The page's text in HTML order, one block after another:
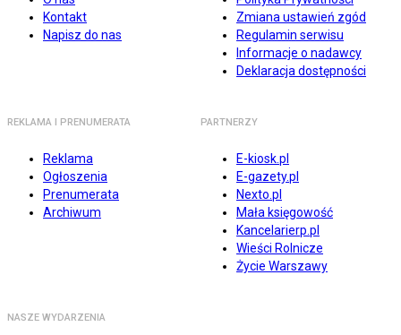
Kontakt
Napisz do nas
Zmiana ustawień zgód
Regulamin serwisu
Informacje o nadawcy
Deklaracja dostępności
REKLAMA I PRENUMERATA
Reklama
Ogłoszenia
Prenumerata
Archiwum
PARTNERZY
E-kiosk.pl
E-gazety.pl
Nexto.pl
Mała księgowość
Kancelarierp.pl
Wieści Rolnicze
Życie Warszawy
NASZE WYDARZENIA